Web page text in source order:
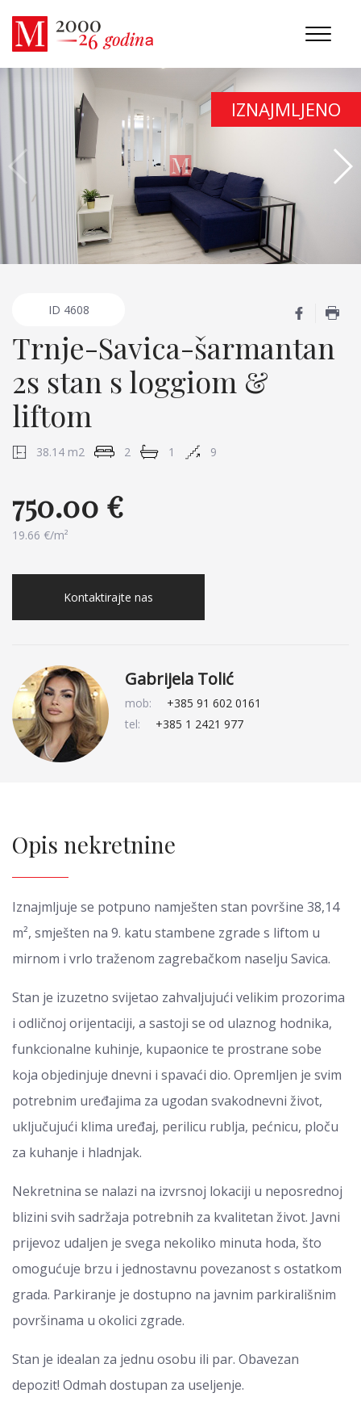
IZNAJMLJENO
ID 4608
Trnje-Savica-šarmantan
2s stan s loggiom &
liftom
38.14 m2 2 1 9
750.00 €
19.66 €/m²
Kontaktirajte nas
Gabrijela Tolić
mob:
+385 91 602 0161
tel:
+385 1 2421 977
Opis nekretnine
Iznajmljuje se potpuno namješten stan površine 38,14
m², smješten na 9. katu stambene zgrade s liftom u
mirnom i vrlo traženom zagrebačkom naselju Savica.
Stan je izuzetno svijetao zahvaljujući velikim prozorima
i odličnoj orijentaciji, a sastoji se od ulaznog hodnika,
funkcionalne kuhinje, kupaonice te prostrane sobe
koja objedinjuje dnevni i spavaći dio. Opremljen je svim
potrebnim uređajima za ugodan svakodnevni život,
uključujući klima uređaj, perilicu rublja, pećnicu, ploču
za kuhanje i hladnjak.
Nekretnina se nalazi na izvrsnoj lokaciji u neposrednoj
blizini svih sadržaja potrebnih za kvalitetan život. Javni
prijevoz udaljen je svega nekoliko minuta hoda, što
omogućuje brzu i jednostavnu povezanost s ostatkom
grada. Parkiranje je dostupno na javnim parkirališnim
površinama u okolici zgrade.
Stan je idealan za jednu osobu ili par. Obavezan
depozit! Odmah dostupan za useljenje.